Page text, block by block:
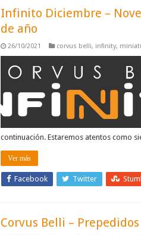
Infinito Diciembre –
de año
26/10/2021 corvus belli, infinity,
continuación. Estaremos atentos como
Ver más
Facebook Twitter
Corvus Belli –